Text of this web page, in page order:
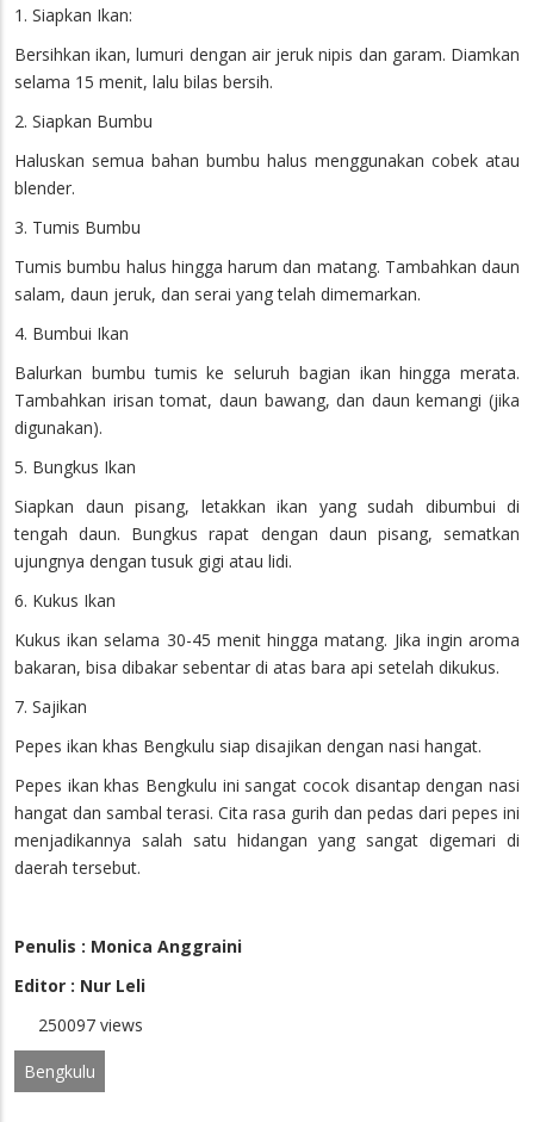
1. Siapkan Ikan:
Bersihkan ikan, lumuri dengan air jeruk nipis dan garam. Diamkan
selama 15 menit, lalu bilas bersih.
2. Siapkan Bumbu
Haluskan semua bahan bumbu halus menggunakan cobek atau
blender.
3. Tumis Bumbu
Tumis bumbu halus hingga harum dan matang. Tambahkan daun
salam, daun jeruk, dan serai yang telah dimemarkan.
4. Bumbui Ikan
Balurkan bumbu tumis ke seluruh bagian ikan hingga merata.
Tambahkan irisan tomat, daun bawang, dan daun kemangi (jika
digunakan).
5. Bungkus Ikan
Siapkan daun pisang, letakkan ikan yang sudah dibumbui di
tengah daun. Bungkus rapat dengan daun pisang, sematkan
ujungnya dengan tusuk gigi atau lidi.
6. Kukus Ikan
Kukus ikan selama 30-45 menit hingga matang. Jika ingin aroma
bakaran, bisa dibakar sebentar di atas bara api setelah dikukus.
7. Sajikan
Pepes ikan khas Bengkulu siap disajikan dengan nasi hangat.
Pepes ikan khas Bengkulu ini sangat cocok disantap dengan nasi
hangat dan sambal terasi. Cita rasa gurih dan pedas dari pepes ini
menjadikannya salah satu hidangan yang sangat digemari di
daerah tersebut.
Penulis : Monica Anggraini
Editor : Nur Leli
250097 views
Bengkulu